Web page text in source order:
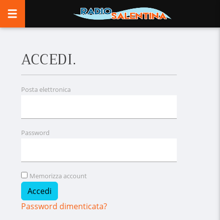
ACCEDI.
Posta elettronica
Password
Memorizza account
Password dimenticata?